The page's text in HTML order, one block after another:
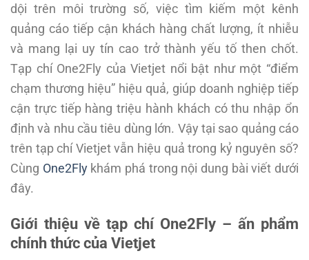
dội trên môi trường số, việc tìm kiếm một kênh
quảng cáo tiếp cận khách hàng chất lượng, ít nhiễu
và mang lại uy tín cao trở thành yếu tố then chốt.
Tạp chí One2Fly của Vietjet nổi bật như một “điểm
chạm thương hiệu” hiệu quả, giúp doanh nghiệp tiếp
cận trực tiếp hàng triệu hành khách có thu nhập ổn
định và nhu cầu tiêu dùng lớn. Vậy tại sao quảng cáo
trên tạp chí Vietjet vẫn hiệu quả trong kỷ nguyên số?
Cùng One2Flykhám phá trong nội dung bài viết dưới
đây.
Giới thiệu về tạp chí One2Fly – ấn phẩm
chính thức của Vietjet